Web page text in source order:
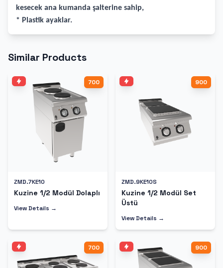
kesecek ana kumanda şalterine sahip,
* Plastik ayaklar.
Similar Products
700
ZMD.7KE10
Kuzine 1/2 Modül Dolaplı
View Details →
900
ZMD.9KE10S
Kuzine 1/2 Modül Set
Üstü
View Details →
700 900